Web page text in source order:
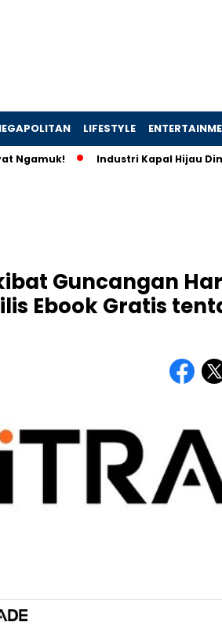
LIFESTYLE
Industri Kapal Hijau
Guncangan
Ebook Gratis